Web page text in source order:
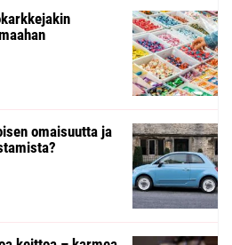
omaisuutta ja